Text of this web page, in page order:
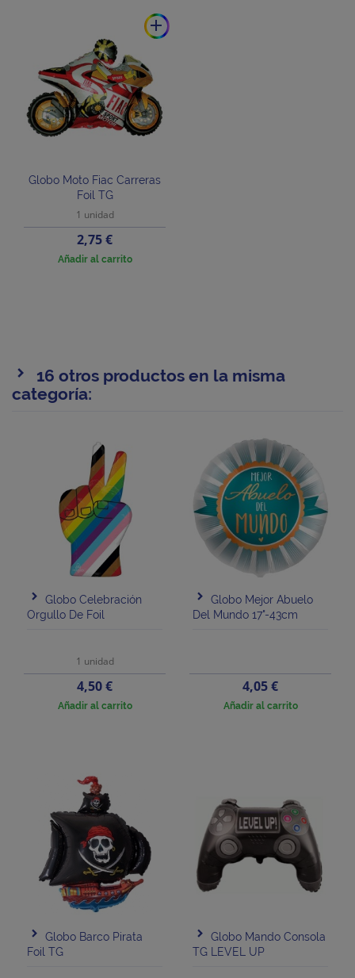
add
Globo Moto Fiac Carreras
Foil TG
1 unidad
Precio
2,75 €
Añadir al carrito
16 otros productos en la misma
categoría:
Globo Celebración
Orgullo De Foil
1 unidad
Precio
4,50 €
Añadir al carrito
Globo Mejor Abuelo
Del Mundo 17"-43cm
Precio
4,05 €
Añadir al carrito
Globo Barco Pirata
Foil TG
Globo Mando Consola
TG LEVEL UP